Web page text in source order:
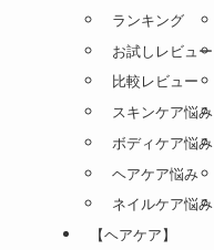
ランキング
お試しレビュー
比較レビュー
スキンケア悩み
ボディケア悩み
ヘアケア悩み
ネイルケア悩み
【ヘアケア】